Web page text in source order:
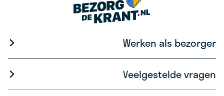
Werken als bezorger
Veelgestelde vragen